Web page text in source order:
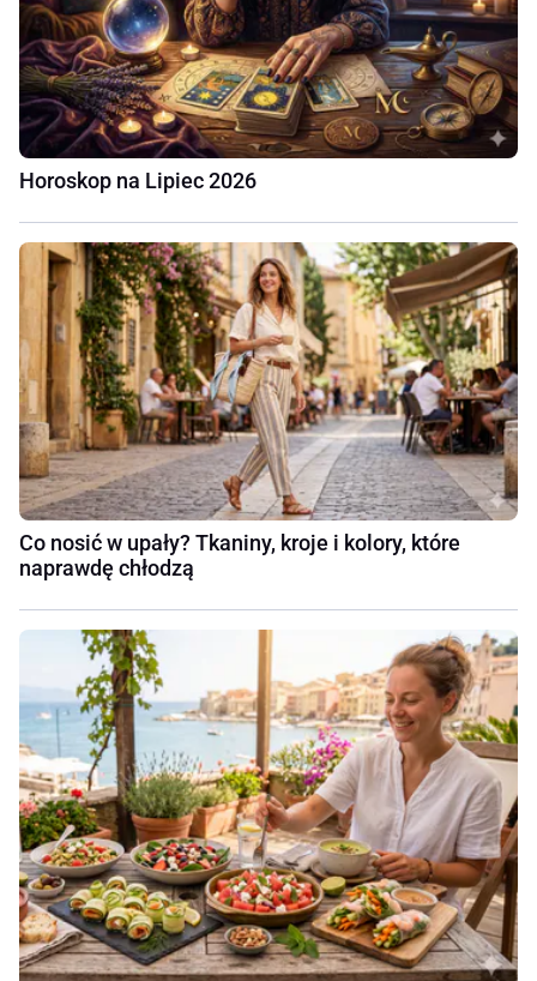
Horoskop na Lipiec 2026
Co nosić w upały? Tkaniny, kroje i kolory, które
naprawdę chłodzą